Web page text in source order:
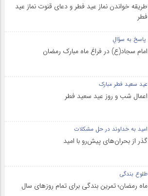
طریقه خواندن نماز عید فطر و دعای قنوت نماز عید
فطر
پاسخ به سؤالِ
امام سجاد(ع) در فراغ ماه مبارک رمضان
عید سعید فطر مبارک
اعمال شب و روز عید سعید فطر
امید به خداوند در حل مشکلات
گذر از بحران‌های پیش‌رو با امید
طلوع بندگی
ماه رمضان؛ تمرین بندگی برای تمام روزهای سال